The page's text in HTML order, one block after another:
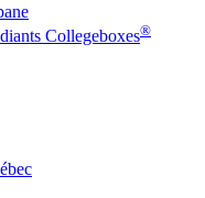
Collegeboxes®